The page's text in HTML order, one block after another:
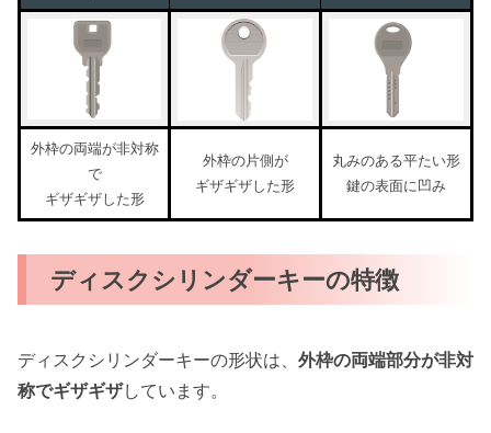
外枠の両端が非対称
で
ギザギザした形
外枠の片側が
ギザギザした形
丸みのある平たい形
鍵の表面に凹み
ディスクシリンダーキーの特徴
ディスクシリンダーキーの形状は、 外枠の両端部分が非対
称でギザギザしています。